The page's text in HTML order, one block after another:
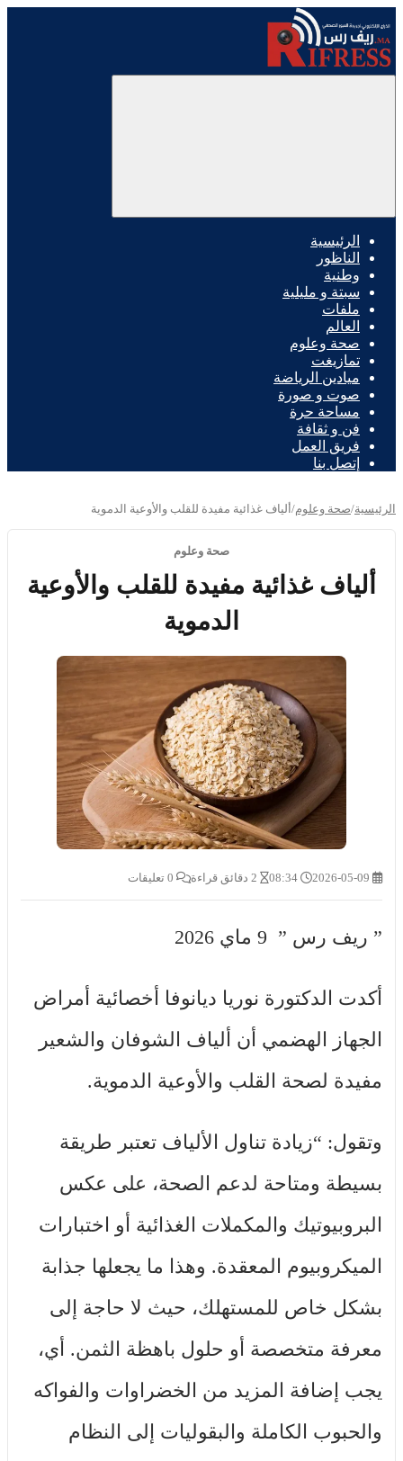
الرئيسية
الناظور
وطنية
سبتة و مليلية
ملفات
العالم
صحة وعلوم
تمازيغت
ميادين الرياضة
صوت و صورة
مساحة حرة
فن و ثقافة
فريق العمل
إتصل بنا
الرئيسية/صحة وعلوم/ألياف غذائية مفيدة للقلب والأوعية الدموية
صحة وعلوم
ألياف غذائية مفيدة للقلب والأوعية
الدموية
” ريف رس ” 9 ماي 2026
أكدت الدكتورة نوريا ديانوفا أخصائية أمراض
الجهاز الهضمي أن ألياف الشوفان والشعير
مفيدة لصحة القلب والأوعية الدموية.
وتقول: “زيادة تناول الألياف تعتبر طريقة
بسيطة ومتاحة لدعم الصحة، على عكس
البروبيوتيك والمكملات الغذائية أو اختبارات
الميكروبيوم المعقدة. وهذا ما يجعلها جذابة
بشكل خاص للمستهلك، حيث لا حاجة إلى
معرفة متخصصة أو حلول باهظة الثمن. أي،
يجب إضافة المزيد من الخضراوات والفواكه
والحبوب الكاملة والبقوليات إلى النظام